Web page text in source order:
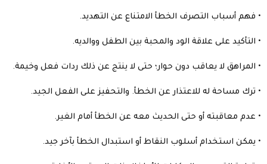
• فهم أسباب التصرف الخطأ الامتناع عن التهديد.
• التأكيد على علاقة الود والمحبة بين الطفل ووالديه.
• المراهق لا يعاقب دون حوار؛ حتى لا ينتج عن ذلك ردات فعل وخيمة.
• ترك مساحة له للاعتذار عن الخطأ. والتحفيز على الفعل الجيد.
• عدم معاقبته أو حتى الحديث معه عن الخطأ أمام الغير.
• يمكن استخدام أسلوب النقاط أو استبدال الخطأ بآخر جيد.